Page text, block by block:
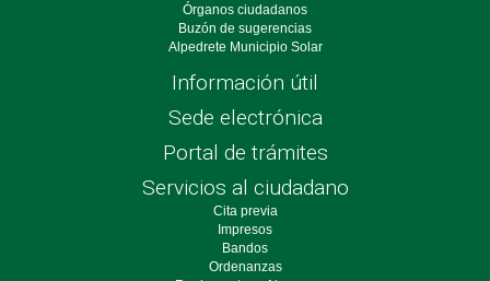
Órganos ciudadanos
Buzón de sugerencias
Alpedrete Municipio Solar
Información útil
Sede electrónica
Portal de trámites
Servicios al ciudadano
Cita previa
Impresos
Bandos
Ordenanzas